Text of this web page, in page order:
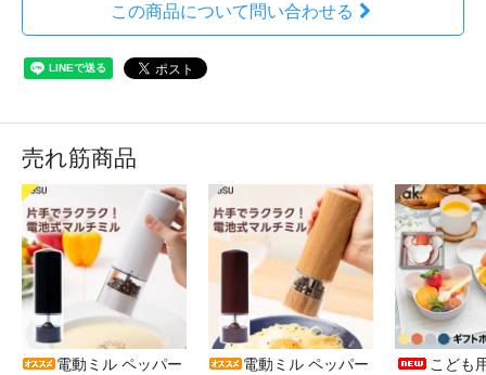
この商品について問い合わせる
売れ筋商品
電動ミル ペッパー
電動ミル ペッパー
こども